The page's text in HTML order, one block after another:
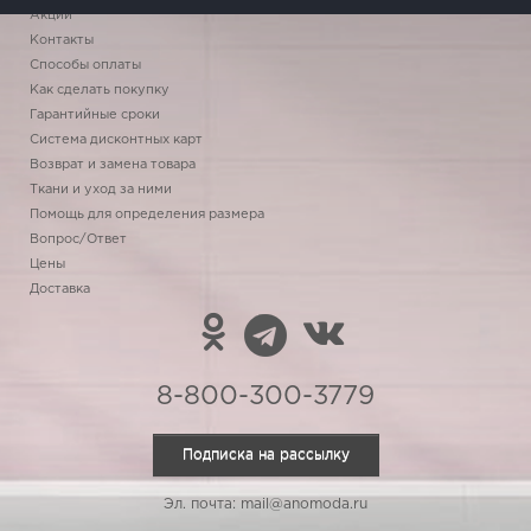
Акции
Контакты
Способы оплаты
Как сделать покупку
Гарантийные сроки
Система дисконтных карт
Возврат и замена товара
Ткани и уход за ними
Помощь для определения размера
Вопрос/Ответ
Цены
Доставка
8-800-300-3779
Подписка на рассылку
Эл. почта: mail@anomoda.ru